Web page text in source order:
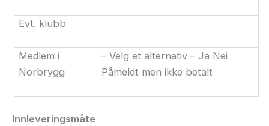
Evt. klubb
Medlem i
Norbrygg
– Velg et alternativ – Ja Nei
Påmeldt men ikke betalt
Innleveringsmåte